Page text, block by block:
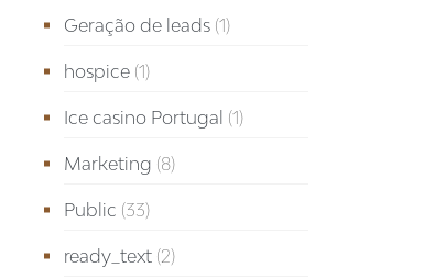
Geração de leads(1)
hospice(1)
Ice casino Portugal (1)
Marketing (8)
Public (33)
ready_text(2)